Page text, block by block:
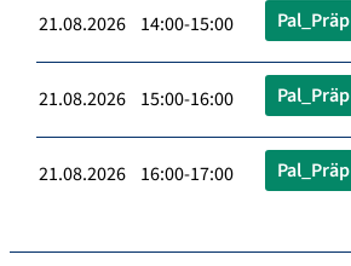
21.08.2026 14:00-15:00 Pal_Präp
21.08.2026 15:00-16:00 Pal_Präp
21.08.2026 16:00-17:00 Pal_Präp